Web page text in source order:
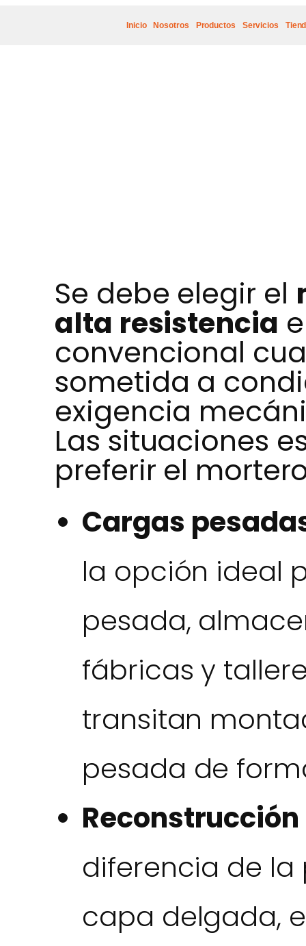
Inicio Nosotros Productos Servicios
Se debe elegir el
alta resistencia
convencional
sometida a
exigencia
Las situaciones
preferir el
Cargas
la opción ideal
pesada,
fábricas y
transitan
pesada de
diferencia de la
capa delgada,